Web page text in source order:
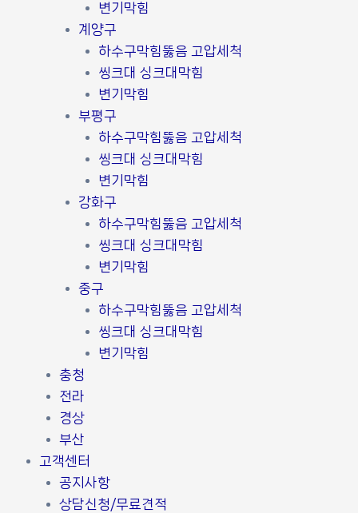
변기막힘
계양구
하수구막힘뚫음 고압세척
씽크대 싱크대막힘
변기막힘
부평구
하수구막힘뚫음 고압세척
씽크대 싱크대막힘
변기막힘
강화구
하수구막힘뚫음 고압세척
씽크대 싱크대막힘
변기막힘
중구
하수구막힘뚫음 고압세척
씽크대 싱크대막힘
변기막힘
충청
전라
경상
부산
고객센터
공지사항
상담신청/무료견적